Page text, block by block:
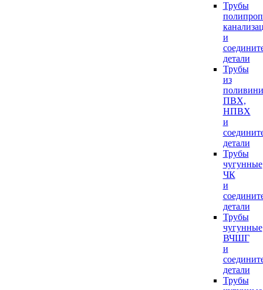
Трубы
и
детали
Трубы
из
ПВХ,
НПВХ
и
детали
Трубы
чугунные
ЧК
и
детали
Трубы
чугунные
ВЧШГ
и
детали
Трубы